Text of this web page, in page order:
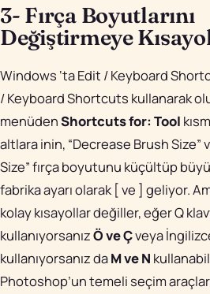
3- Fırça Boyutlarını
Değiştirmeye
Windows ‘ta Edit / Keyboard
/ Keyboard Shortcuts kullanarak
menüdenShortcuts for: Tool
altlara inin, “Decrease Brush Size”
Size” fırça boyutunu küçültüp
fabrika ayarı olarak [ ve ] geliyor.
kolay kısayollar değiller, eğer Q
kullanıyorsanızÖ ve Çveya
kullanıyorsanız daM ve N
Photoshop’un temeli seçim